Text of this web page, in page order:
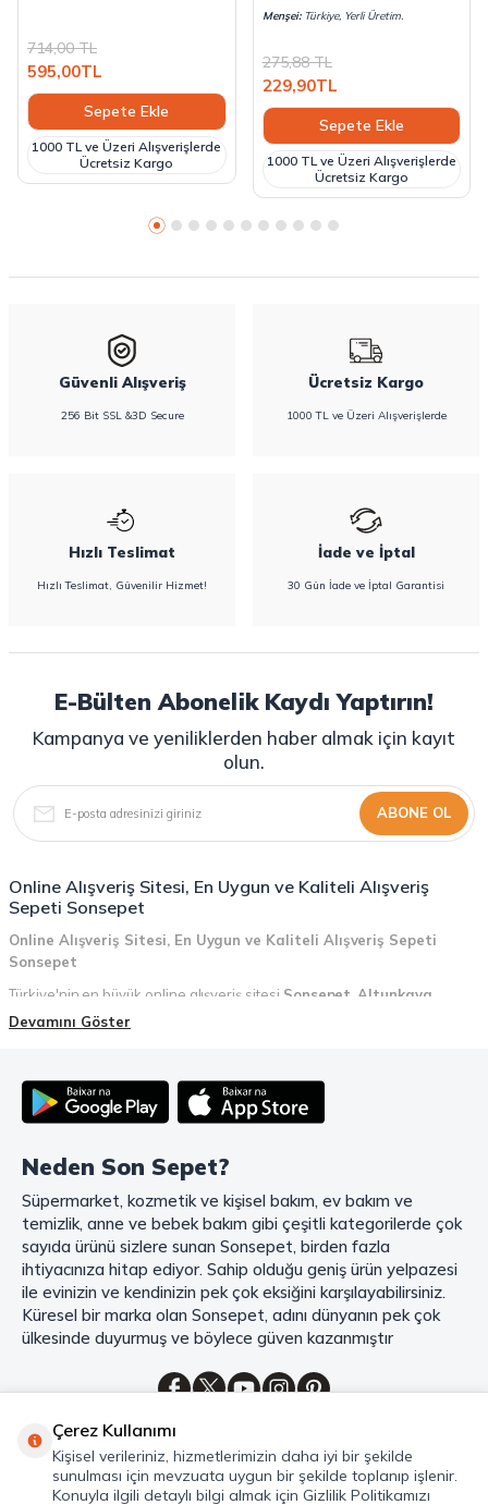
714,00TL
595,00TL
Sepete Ekle
1000 TL ve Üzeri Alışverişlerde
Ücretsiz Kargo
Menşei:Türkiye, Yerli Üretim.
275,88TL
229,90TL
Sepete Ekle
1000 TL ve Üzeri Alışverişlerde
Ücretsiz Kargo
Güvenli Alışveriş
256 Bit SSL &3D Secure
Ücretsiz Kargo
1000 TL ve Üzeri Alışverişlerde
Hızlı Teslimat
Hızlı Teslimat, Güvenilir Hizmet!
İade ve İptal
30 Gün İade ve İptal Garantisi
E-Bülten Abonelik Kaydı Yaptırın!
Kampanya ve yeniliklerden haber almak için kayıt
olun.
ABONE OL
Online Alışveriş Sitesi, En Uygun ve Kaliteli Alışveriş
Sepeti Sonsepet
Online Alışveriş Sitesi, En Uygun ve Kaliteli Alışveriş Sepeti
Sonsepet
Türkiye'nin en büyük online alışveriş sitesi Sonsepet Altunkaya
Holdinggüvencesiyle hizmet vermektedir! Sonsepet, online alışveriş
teslimat ve güvenli ödeme seçenekleriyle, alışveriş yaparken
zamanınızı ve paranızı en verimli şekilde kullanırsınız.
Mahmood Coffee ile Kahve Keyfinizi Sonsepet'te Yaşayın!
Mahmood Coffee markasının eşsiz lezzetleriyle tanışın ve kahve
keyfinizi doruklara çıkarın. Filtre ve çekirdek kahve, kapsül kahve,
granül kahve, gold kahve, klasik kahve ve Türk kahvesi gibi birbirinden
lezzetli seçenekler arasından favorinizi seçin. Eğer pratik ve hızlı bir
kahve arıyorsanız, hazır Türk kahvesi ve cappuccino gibi seçenekler de
sizleri bekliyor. Sıcak çikolata ve kahve kreması ile kahve keyfinize
lezzet katabilirsiniz. Kahve tutkunlarının vazgeçilmezi olan bu ürünler,
keşfedin ve kahve keyfinizi doyasıya yaşayın!
Çayın büyülü dünyasına hoş geldiniz! Sonsepet, çay tutkunlarının
hayallerini süsleyenMahmood Teaçeşitlerini sizlerle buluşturuyor.
Seylan Çayı'nın benzersiz lezzetiyle tanışın ve çay demlemenin tadını
Devamını Göster
Neden Son Sepet?
Süpermarket, kozmetik ve kişisel bakım, ev bakım ve
temizlik, anne ve bebek bakım gibi çeşitli kategorilerde çok
sayıda ürünü sizlere sunan Sonsepet, birden fazla
ihtiyacınıza hitap ediyor. Sahip olduğu geniş ürün yelpazesi
ile evinizin ve kendinizin pek çok eksiğini karşılayabilirsiniz.
Küresel bir marka olan Sonsepet, adını dünyanın pek çok
ülkesinde duyurmuş ve böylece güven kazanmıştır
Kategoriler
Hızlı Erişim
Çerez Kullanımı
Kişisel verileriniz, hizmetlerimizin daha iyi bir şekilde
sunulması için mevzuata uygun bir şekilde toplanıp işlenir.
Konuyla ilgili detaylı bilgi almak için Gizlilik Politikamızı